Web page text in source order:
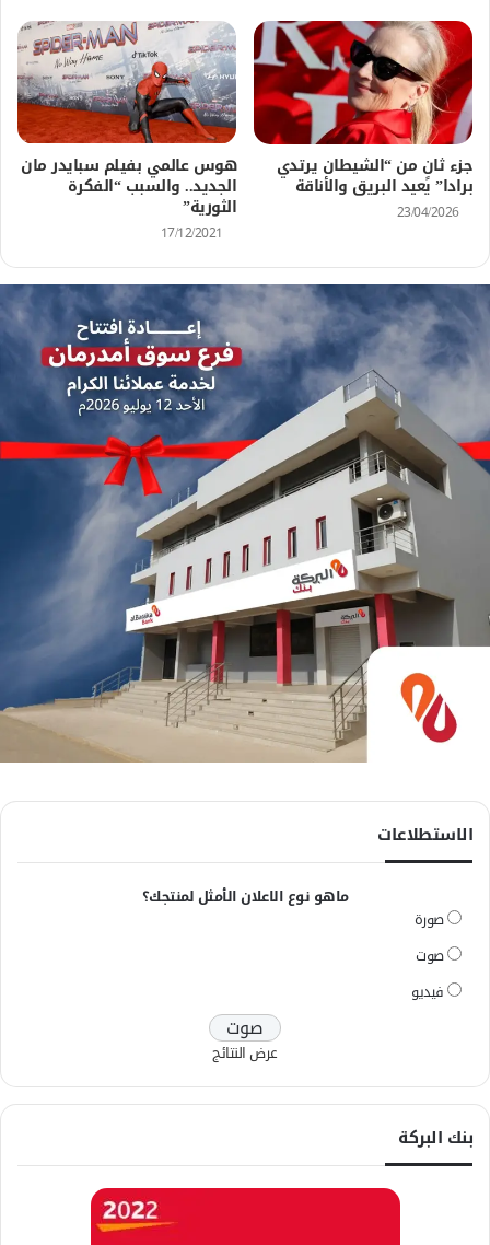
جزء ثانٍ من “الشيطان يرتدي
برادا” يعيد البريق والأناقة
23/04/2026
هوس عالمي بفيلم سبايدر مان
الجديد.. والسبب “الفكرة
الثورية”
17/12/2021
الاستطلاعات
ماهو نوع الاعلان الأمثل لمنتجك؟
صورة
صوت
فيديو
عرض النتائج
بنك البركة